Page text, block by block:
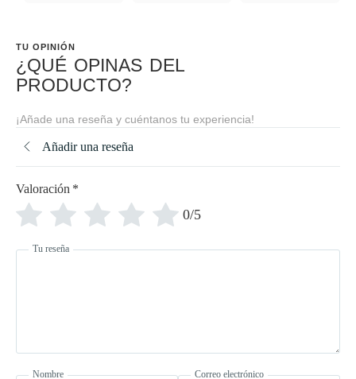
TU OPINIÓN
¿QUÉ OPINAS DEL
PRODUCTO?
¡Añade una reseña y cuéntanos tu experiencia!
Añadir una reseña
Valoración *
0/5
Tu reseña
Nombre Correo electrónico